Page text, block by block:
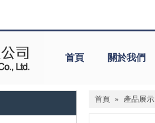
首頁 關於我們
首頁 » 產品展示